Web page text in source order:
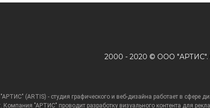
2000 - 2020 © ООО "АРТИС".
(ARTIS) - студия графического и веб-дизайна работает в сфере
Компания "АРТИС" проводит разработку визуального контента для